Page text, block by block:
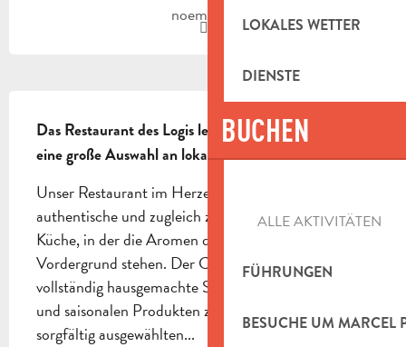
LOKALES WETTER
DIENSTE
BUCHEN
ALLE AKTIVITÄTEN
FÜHRUNGEN
BESUCHE UM MARCEL
noemys.fr
Das Restaurant des Logis le Mas de l'Étoile bietet
eine große Auswahl an lokalen Spezialitäten.
Unser Restaurant im Herzen des Hotels bietet eine
authentische und zugleich zeitgemäße regionale
Küche, in der die Aromen der Region im
Vordergrund stehen. Der Chefkoch stellt eine
vollständig hausgemachte Speisekarte aus frischen
und saisonalen Produkten zusammen, die von
sorgfältig ausgewählten...